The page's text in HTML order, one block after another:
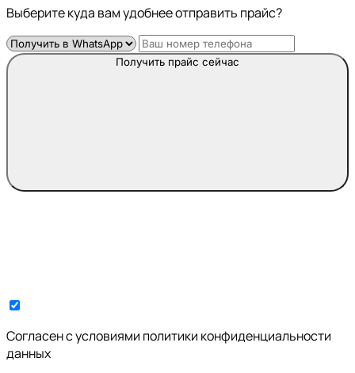
Выберите куда вам удобнее отправить прайс?
Получить прайс сейчас
Cогласен с условиями политики конфиденциальности
данных